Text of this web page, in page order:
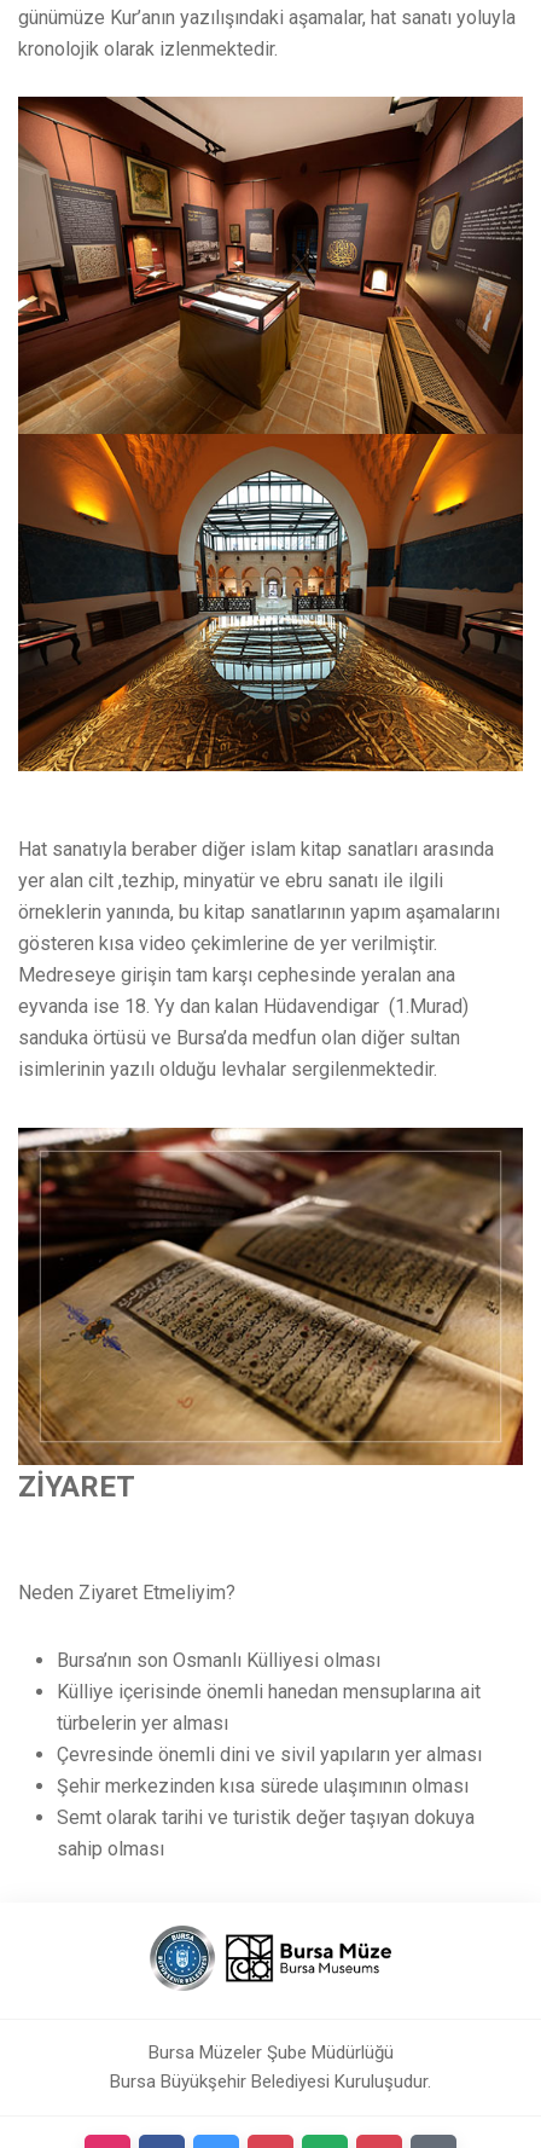
günümüze Kur’anın yazılışındaki aşamalar, hat sanatı yoluyla
kronolojik olarak izlenmektedir.
Hat sanatıyla beraber diğer islam kitap sanatları arasında
yer alan cilt ,tezhip, minyatür ve ebru sanatı ile ilgili
örneklerin yanında, bu kitap sanatlarının yapım aşamalarını
gösteren kısa video çekimlerine de yer verilmiştir.
Medreseye girişin tam karşı cephesinde yeralan ana
eyvanda ise 18. Yy dan kalan Hüdavendigar (1.Murad)
sanduka örtüsü ve Bursa’da medfun olan diğer sultan
isimlerinin yazılı olduğu levhalar sergilenmektedir.
ZİYARET
Neden Ziyaret Etmeliyim?
Bursa’nın son Osmanlı Külliyesi olması
Külliye içerisinde önemli hanedan mensuplarına ait
türbelerin yer alması
Çevresinde önemli dini ve sivil yapıların yer alması
Şehir merkezinden kısa sürede ulaşımının olması
Semt olarak tarihi ve turistik değer taşıyan dokuya
sahip olması
Bursa Müzeler Şube Müdürlüğü
Bursa Büyükşehir Belediyesi Kuruluşudur.